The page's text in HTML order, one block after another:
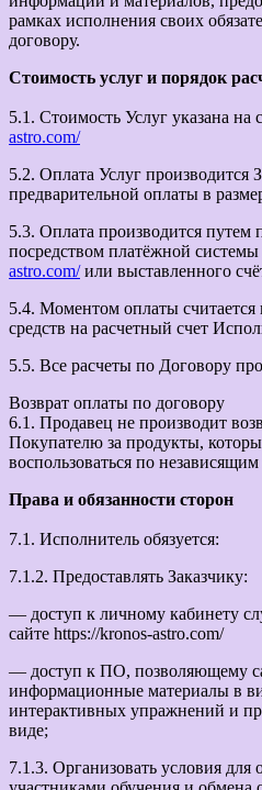
рамках исполнения своих
договору.
Стоимость услуг и порядок
5.1. Стоимость Услуг указана на
astro.com/
5.2. Оплата Услуг производится
предварительной оплаты в
5.3. Оплата производится путем
посредством платёжной системы
astro.com/или выставленного
5.4. Моментом оплаты
средств на расчетный счет
5.5. Все расчеты по Договору
Возврат оплаты по договору
6.1. Продавец не производит
Покупателю за продукты,
воспользоваться по
Права и обязанности сторон
7.1. Исполнитель обязуется:
7.1.2. Предоставлять Заказчику:
— доступ к личному кабинету
сайте https://kronos-astro.com/
— доступ к ПО, позволяющему
информационные материалы в
интерактивных упражнений и
виде;
7.1.3. Организовать условия